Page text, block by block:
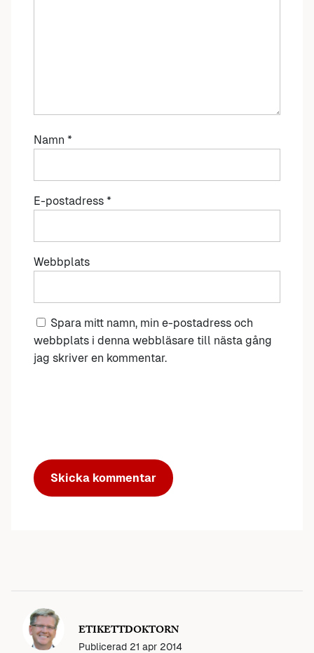
Namn *
E-postadress *
Webbplats
Spara mitt namn, min e-postadress och
webbplats i denna webbläsare till nästa gång
jag skriver en kommentar.
ETIKETTDOKTORN
Publicerad 21 apr 2014